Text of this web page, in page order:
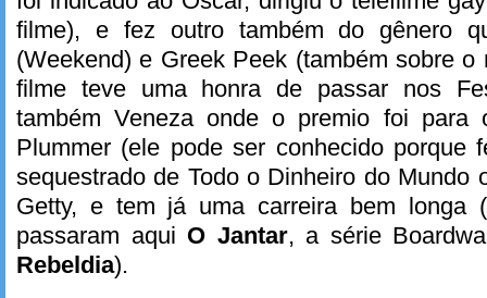
filme), e fez outro também do gênero
(Weekend) e Greek Peek (também sobre
filme teve uma honra de passar nos
também Veneza onde o premio foi para
Plummer (ele pode ser conhecido porque
sequestrado de Todo o Dinheiro do Mundo
Getty, e tem já uma carreira bem longa
passaram aqui O Jantar, a série
Rebeldia).